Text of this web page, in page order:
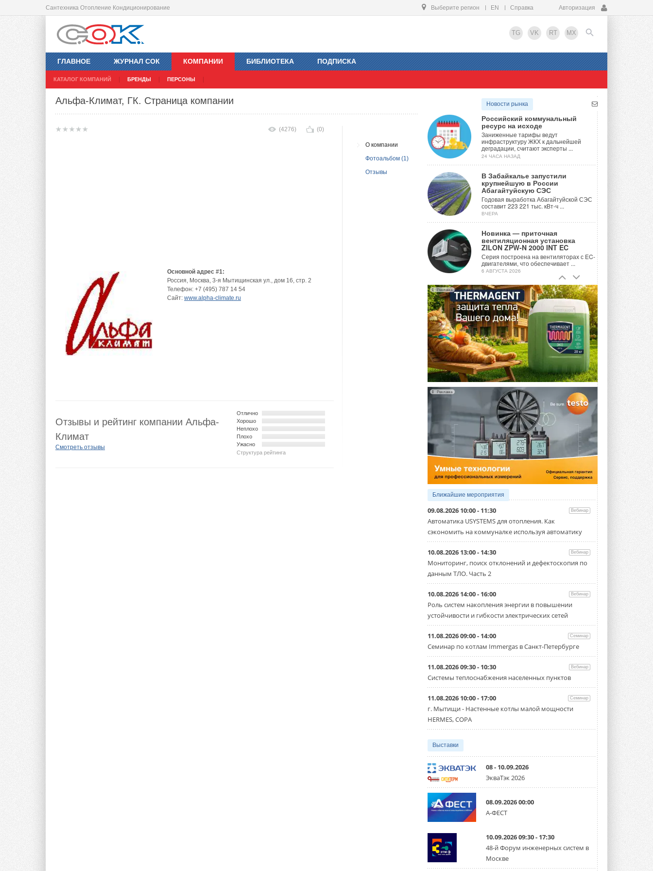
Сантехника Отопление Кондиционирование Выберите регион EN Справка Авторизация
TG VK RT MX
ГЛАВНОЕ ЖУРНАЛ СОК КОМПАНИИ
КАТАЛОГ КОМПАНИЙ БРЕНДЫ ПЕРСОНЫ
БИБЛИОТЕКА ПОДПИСКА
EN
Альфа-Климат, ГК. Страница компании
О компании
Фотоальбом (1)
Отзывы
(4276) (0)
Основной адрес #1:
Россия, Москва, 3-я Мытищинская ул., дом 16, стр. 2
Телефон: +7 (495) 787 14 54
Сайт: www.alpha-climate.ru
Структура рейтинга
Отлично
Хорошо
Неплохо
Плохо
Ужасно
Отзывы и рейтинг компании Альфа-
Климат
Смотреть отзывы
Новости рынка
Российский коммунальный
ресурс на исходе
Заниженные тарифы ведут
инфраструктуру ЖКХ к дальнейшей
деградации, считают эксперты ...
24 ЧАСА НАЗАД
В Забайкалье запустили
крупнейшую в России
Абагайтуйскую СЭС
Годовая выработка Абагайтуйской СЭС
составит 223 221 тыс. кВт-ч ...
ВЧЕРА
Новинка — приточная
вентиляционная установка
ZILON ZPW-N 2000 INT EC
Серия построена на вентиляторах с EC-
двигателями, что обеспечивает ...
6 АВГУСТА 2026
Учёные ЮУрГУ создали
каскадную установку,
объединяющую солнечную и
геотермальную энергию
Природосберегающие технологии ...
6 АВГУСТА 2026
Для Арктики создали
технологию защиты
ветрогенераторов от аварий
Разработка учитывает влияние
мерзлоты, обледенения и снеговых ...
6 АВГУСТА 2026
Гибридный тепловой насос PV/T
с одним общим испарителем
Исследователи предложили
конструкцию двухисточникового ...
5 АВГУСТА 2026
21-й ежегодный форум
«ЦОД-2026»
Мероприятие пройдет 2-3 сентября в
отеле Radisson Slavyanskaya. Форум
посетит более двух тысяч участников ...
5 АВГУСТА 2026
Китайская Shenling представила
линейку тепловых насосов
«воздух-вода» на R290
Серия ThermaX R290 All-In-One
включает три модели ...
Тепловые насосы в связке с
солнечной генерацией и
накопителем снижают
потребление на 60%
Исследователи из Италии установили ...
4 АВГУСТА 2026
«РУСКЛИМАТ Fest 2026» в Уфе
собрал свыше 700 профи
климатической отрасли
Организатором выступил торгово-
производственный холдинг ...
ЦОД с плотностью 54 кВт на
стойку
3 АВГУСТА 2026
систему DVM на R32
Линейка включает семь типоразмеров
производительностью от 22,4 до 56 кВт.
Суммарная длина трубопроводов ...
3 АВГУСТА 2026
«СиСофт Девелопмент» подвел
итоги конкурса студенческих
стартует уже в сентябре 2026 года ...
3 АВГУСТА 2026
«Русклимат» укрепляет
Реклама
Реклама
Ближайшие мероприятия
09.08.2026 10:00 - 11:30 Вебинар
Автоматика USYSTEMS для отопления. Как
сэкономить на коммуналке используя автоматику
10.08.2026 13:00 - 14:30 Вебинар
Мониторинг, поиск отклонений и дефектоскопия по
данным ТЛО. Часть 2
10.08.2026 14:00 - 16:00 Вебинар
Роль систем накопления энергии в повышении
устойчивости и гибкости электрических сетей
11.08.2026 09:00 - 14:00 Семинар
Семинар по котлам Immergas в Санкт-Петербурге
11.08.2026 09:30 - 10:30 Вебинар
Системы теплоснабжения населенных пунктов
11.08.2026 10:00 - 17:00 Семинар
г. Мытищи - Настенные котлы малой мощности
HERMES, COPA
Выставки
08 - 10.09.2026
ЭкваТэк 2026
08.09.2026 00:00
А-ФЕСТ
10.09.2026 09:30 - 17:30
48-й Форум инженерных систем в
Москве